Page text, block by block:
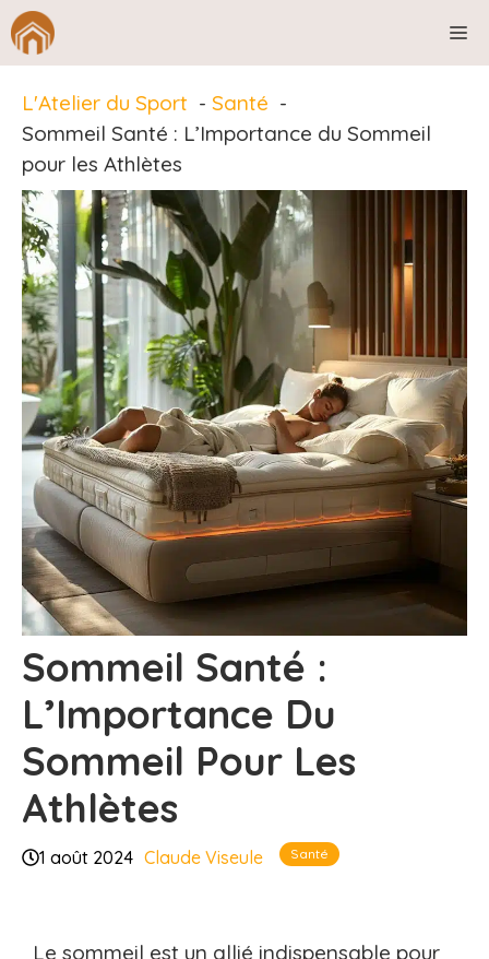
Aller
au
L'Atelier du Sport
Santé
Sommeil Santé : L’Importance du Sommeil
pour les Athlètes
Sommeil Santé :
L’Importance Du
Sommeil Pour Les
Athlètes
1 août 2024 Claude Viseule Santé
Le sommeil est un allié indispensable pour